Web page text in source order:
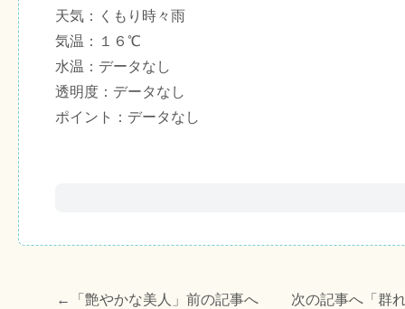
天気：くもり時々雨
気温：１６℃
水温：データなし
透明度：データなし
ポイント：データなし
←「 艶やかな美人 」前の記事へ 次の記事へ「 群